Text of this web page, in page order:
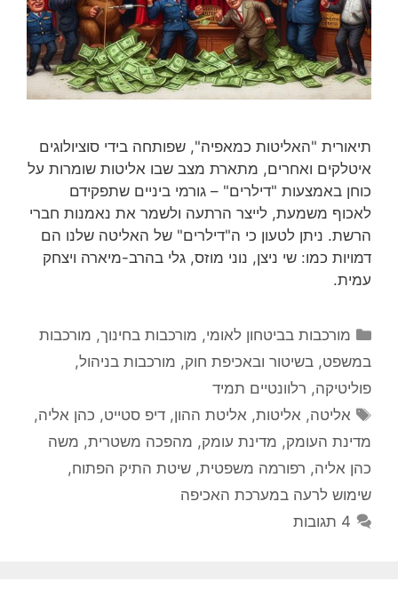
תיאורית "האליטות כמאפיה", שפותחה בידי סוציולוגים
איטלקים ואחרים, מתארת מצב שבו אליטות שומרות על
כוחן באמצעות "דילרים" – גורמי ביניים שתפקידם
לאכוף משמעת, לייצר הרתעה ולשמר את נאמנות חברי
הרשת. ניתן לטעון כי ה"דילרים" של האליטה שלנו הם
דמויות כמו: שי ניצן, נוני מוזס, גלי בהרב-מיארה ויצחק
עמית.
קטגוריות
מורכבות בביטחון לאומי, מורכבות בחינוך, מורכבות
במשפט, בשיטור ובאכיפת חוק, מורכבות בניהול,
פוליטיקה, רלוונטיים תמיד
תגיות
אליטה, אליטות, אליטת ההון,דיפ סטייט, כהן אליה,
מדינת העומק, מדינת עומק, מהפכה משטרית, משה
כהן אליה, רפורמה משפטית, שיטת התיק הפתוח,
שימוש לרעה במערכת האכיפה
4 תגובות